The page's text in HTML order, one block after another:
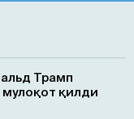
Трамп
қилди